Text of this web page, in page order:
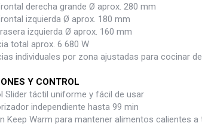
derecha grande Ø aprox. 280 mm
izquierda Ø aprox. 180 mm
izquierda Ø aprox. 160 mm
total aprox. 6 680 W
individuales por zona ajustadas para cocinar
Y CONTROL
Slider táctil uniforme y fácil de usar
independiente hasta 99 min
Keep Warm para mantener alimentos calientes